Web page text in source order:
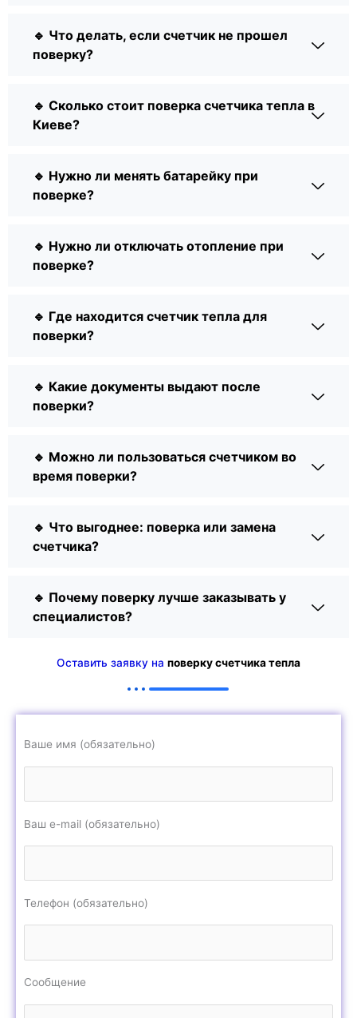
🔹 Что делать, если счетчик не прошел
поверку?
🔹 Сколько стоит поверка счетчика тепла в
Киеве?
🔹 Нужно ли менять батарейку при
поверке?
🔹 Нужно ли отключать отопление при
поверке?
🔹 Где находится счетчик тепла для
поверки?
🔹 Какие документы выдают после
поверки?
🔹 Можно ли пользоваться счетчиком во
время поверки?
🔹 Что выгоднее: поверка или замена
счетчика?
🔹 Почему поверку лучше заказывать у
специалистов?
Оставить заявку на поверку счетчика тепла
Ваше имя (обязательно)
Ваш e-mail (обязательно)
Телефон (обязательно)
Сообщение